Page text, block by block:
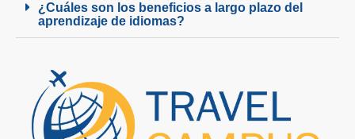
¿Cuáles son los beneficios a largo plazo del
aprendizaje de idiomas?